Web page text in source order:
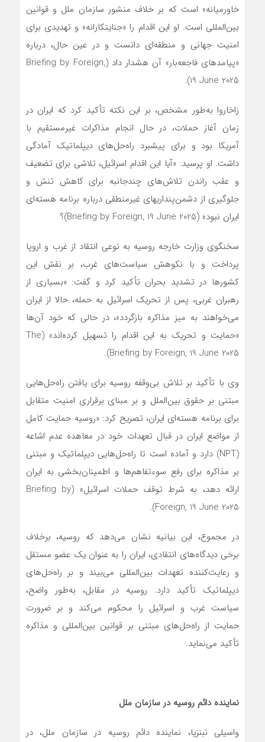
خاورمیانه» است که بر خلاف منشور سازمان ملل و قوانین
بین‌المللی است. او این اقدام را «جنایتکارانه» و تهدیدی برای
امنیت جهانی و منطقه‌ای دانست و در عین حال، درباره
«پیامدهای فاجعه‌بار» آن هشدار داد (Briefing by Foreign,
19 June 2025).
زاخاروا به‌طور مشخص، بر این نکته تأکید کرد که ایران در
زمان آغاز حملات، در حال انجام مذاکرات غیرمستقیم با
آمریکا بود و برای پیشبرد راه‌حل‌های دیپلماتیک آمادگی
داشت. او پرسید: «آیا این اقدام اسرائیل، تلاشی برای تضعیف
و عقب راندن تلاش‌های چندجانبه برای کاهش تنش و
جلوگیری از دشمن‌پنداریهای غیرمنطقی درباره برنامه هسته‌ای
ایران نبود» (Briefing by Foreign, 19 June 2025)؟
سخنگوی وزارت خارجه روسیه به نوعی انتقاد از غرب و اروپا
پرداخت و با نکوهش سیاست‌های غرب، بر نقش این
کشورها در تشدید بحران تأکید کرد و گفت: «بسیاری از
رهبران غربی، پس از تحریک اسرائیل به حمله، حالا از ایران
می‌خواهند به میز مذاکره بازگردد»، در حالی که خود آن‌ها
«حمایت و تحریک به این اقدام را تسهیل کرده‌اند» (The
Briefing by Foreign, 19 June 2025).
وی با تأکید بر تلاش بی‌وقفه روسیه برای یافتن راه‌حل‌هایی
مبتنی بر حقوق بین‌الملل و بر مبنای برقراری امنیت متقابل
برای برنامه هسته‌ای ایران، تصریح کرد: «روسیه حمایت کامل
از مواضع ایران در قبال تعهدات خود در معاهده عدم اشاعه
(NPT) دارد و آماده است تا راه‌حل‌هایی دیپلماتیک و مبتنی
بر مذاکره برای رفع سوءتفاهم‌ها و اطمینان‌بخشی به ایران
ارائه دهد، به شرط توقف حملات اسرائیل» (Briefing by
Foreign, 19 June 2025).
در مجموع، این بیانیه نشان می‌دهد که روسیه، برخلاف
برخی دیدگاه‌های انتقادی، ایران را به عنوان یک عضو مستقل
و رعایت‌کننده تعهدات بین‌المللی می‌بیند و بر راه‌حل‌های
دیپلماتیک تأکید دارد. روسیه در مقابل، به‌طور واضح،
سیاست غرب و اسرائیل را محکوم می‌کند و بر ضرورت
حمایت از راه‌حل‌های مبتنی بر قوانین بین‌المللی و مذاکره
تأکید می‌نماید.
نماینده دائم روسیه در سازمان ملل
واسیلی نبنزیا، نماینده دائم روسیه در سازمان ملل، در